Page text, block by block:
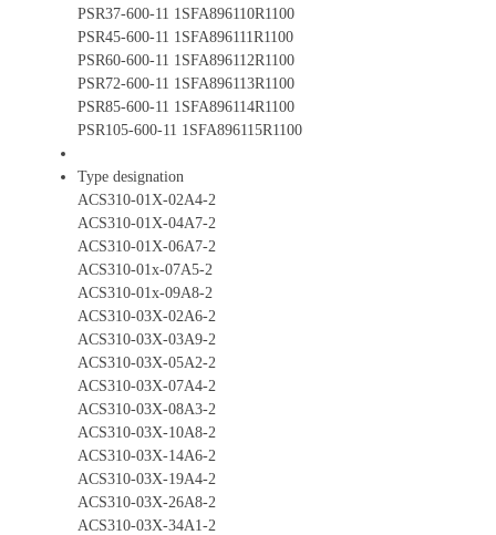
PSR37-600-11 1SFA896110R1100
PSR45-600-11 1SFA896111R1100
PSR60-600-11 1SFA896112R1100
PSR72-600-11 1SFA896113R1100
PSR85-600-11 1SFA896114R1100
PSR105-600-11 1SFA896115R1100
Type designation
ACS310-01X-02A4-2
ACS310-01X-04A7-2
ACS310-01X-06A7-2
ACS310-01x-07A5-2
ACS310-01x-09A8-2
ACS310-03X-02A6-2
ACS310-03X-03A9-2
ACS310-03X-05A2-2
ACS310-03X-07A4-2
ACS310-03X-08A3-2
ACS310-03X-10A8-2
ACS310-03X-14A6-2
ACS310-03X-19A4-2
ACS310-03X-26A8-2
ACS310-03X-34A1-2